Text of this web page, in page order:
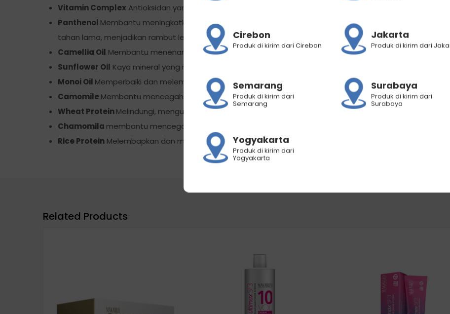
Vitamin Complex Antioksidan yang melindungi rambut dari sinar UV.\n
Panthenol Membantu meningkatkan kelembaban rambut serta membantu mengoptimalkan peresapan
tahan lama, menjadikan rambut lembut dan berkilau.
Camellia Oil Membantu menenangkan dan melembutkan rambut dan merupakan antioksidan yang
Sunflower Oil Kaya mineral yang membantu memperkuat rambut dan memberikan elastisitas pada
Monoi Oil Memperbaiki dan melembabkan rambut
CamomileMembantu mencegah kerontokan rambut dan memberi kilau tambahan.
Wheat ProteinMelindungi, menguatkan, dan menjaga kondisi rambut.
Chamomila membantu mencegah rambut rontok dan mendukung pertumbuhan rambut
Rice Protein Melembapkan dan menjaga kondisi rambut dengan efek anti-kusut, serta meningkatkan
Related Products
Cirebon
Produk di kirim dari Cirebon
Jakarta
Produk di kirim dari
Semarang
Produk di kirim dari
Semarang
Surabaya
Produk di kirim dari
Surabaya
Yogyakarta
Produk di kirim dari
Yogyakarta